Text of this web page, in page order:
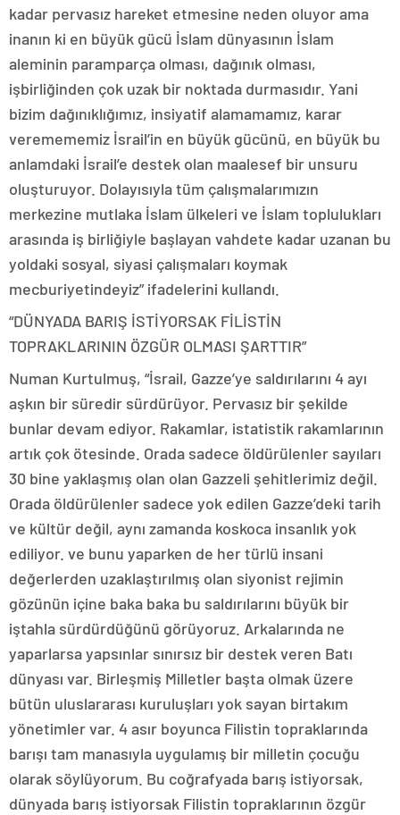
kadar pervasız hareket etmesine neden oluyor ama
inanın ki en büyük gücü İslam dünyasının İslam
aleminin paramparça olması, dağınık olması,
işbirliğinden çok uzak bir noktada durmasıdır. Yani
bizim dağınıklığımız, insiyatif alamamamız, karar
veremememiz İsrail’in en büyük gücünü, en büyük bu
anlamdaki İsrail’e destek olan maalesef bir unsuru
oluşturuyor. Dolayısıyla tüm çalışmalarımızın
merkezine mutlaka İslam ülkeleri ve İslam toplulukları
arasında iş birliğiyle başlayan vahdete kadar uzanan bu
yoldaki sosyal, siyasi çalışmaları koymak
mecburiyetindeyiz” ifadelerini kullandı.
“DÜNYADA BARIŞ İSTİYORSAK FİLİSTİN
TOPRAKLARININ ÖZGÜR OLMASI ŞARTTIR”
Numan Kurtulmuş, “İsrail, Gazze’ye saldırılarını 4 ayı
aşkın bir süredir sürdürüyor. Pervasız bir şekilde
bunlar devam ediyor. Rakamlar, istatistik rakamlarının
artık çok ötesinde. Orada sadece öldürülenler sayıları
30 bine yaklaşmış olan olan Gazzeli şehitlerimiz değil.
Orada öldürülenler sadece yok edilen Gazze’deki tarih
ve kültür değil, aynı zamanda koskoca insanlık yok
ediliyor. ve bunu yaparken de her türlü insani
değerlerden uzaklaştırılmış olan siyonist rejimin
gözünün içine baka baka bu saldırılarını büyük bir
iştahla sürdürdüğünü görüyoruz. Arkalarında ne
yaparlarsa yapsınlar sınırsız bir destek veren Batı
dünyası var. Birleşmiş Milletler başta olmak üzere
bütün uluslararası kuruluşları yok sayan birtakım
yönetimler var. 4 asır boyunca Filistin topraklarında
barışı tam manasıyla uygulamış bir milletin çocuğu
olarak söylüyorum. Bu coğrafyada barış istiyorsak,
dünyada barış istiyorsak Filistin topraklarının özgür